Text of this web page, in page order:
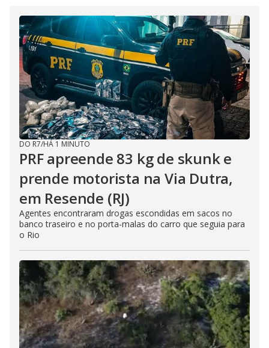
DO R7/HÁ 1 MINUTO
PRF apreende 83 kg de skunk e
prende motorista na Via Dutra,
em Resende (RJ)
Agentes encontraram drogas escondidas em sacos no
banco traseiro e no porta-malas do carro que seguia para
o Rio